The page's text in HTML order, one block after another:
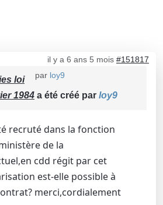
il y a 6 ans 5 mois #151817
par loy9
loi
1984 a été créé par loy9
recruté dans la fonction
de la
cdd régit par cet
est-elle possible à
merci,cordialement